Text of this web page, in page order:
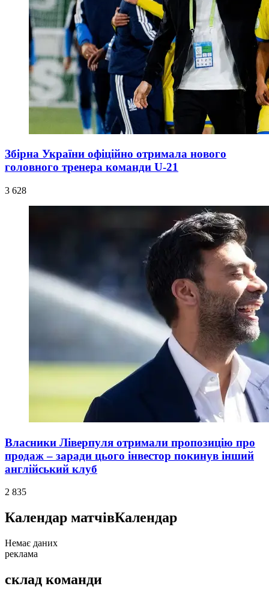
Збірна України офіційно отримала нового
головного тренера команди U-21
3 628
Власники Ліверпуля отримали пропозицію про
продаж – заради цього інвестор покинув інший
англійський клуб
2 835
Календар матчівКалендар
Немає даних
реклама
склад команди